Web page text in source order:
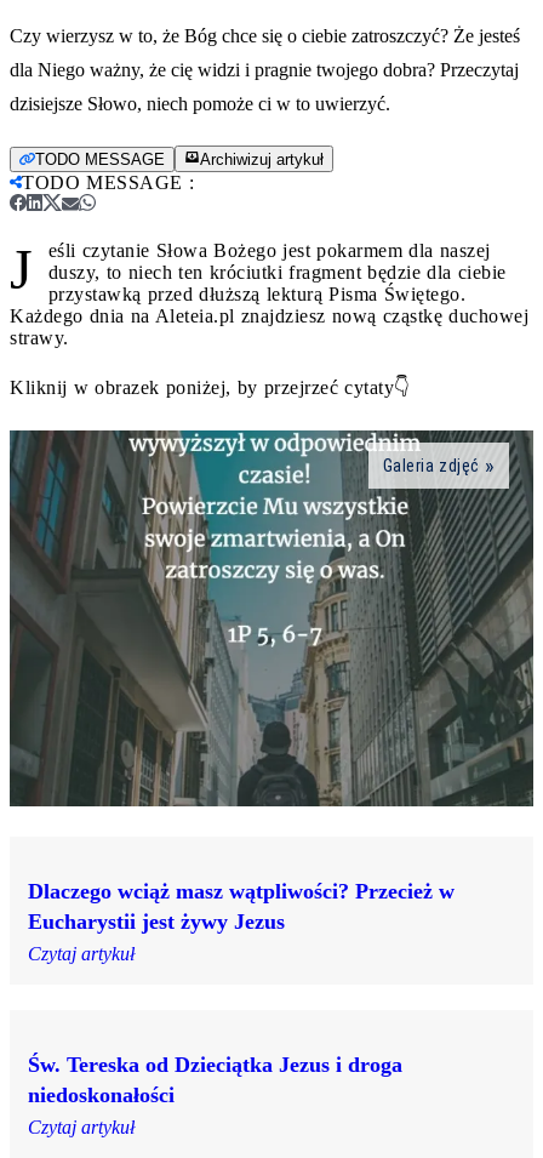
Czy wierzysz w to, że Bóg chce się o ciebie zatroszczyć? Że jesteś
dla Niego ważny, że cię widzi i pragnie twojego dobra? Przeczytaj
dzisiejsze Słowo, niech pomoże ci w to uwierzyć.
TODO MESSAGE Archiwizuj artykuł
TODO MESSAGE :
J
eśli czytanie Słowa Bożego jest pokarmem dla naszej
duszy, to niech ten króciutki fragment będzie dla ciebie
przystawką przed dłuższą lekturą Pisma Świętego.
Każdego dnia na Aleteia.pl znajdziesz nową cząstkę duchowej
strawy.
Kliknij w obrazek poniżej, by przejrzeć cytaty👇
Galeria zdjęć
Dlaczego wciąż masz wątpliwości? Przecież w
Eucharystii jest żywy Jezus
Czytaj artykuł
Św. Tereska od Dzieciątka Jezus i droga
niedoskonałości
Czytaj artykuł